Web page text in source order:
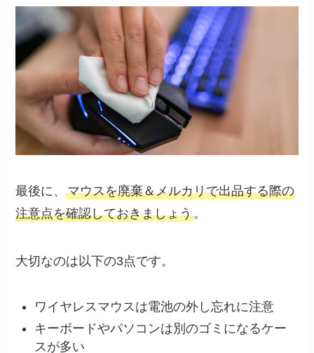
最後に、マウスを廃棄＆メルカリで出品する際の
注意点を確認しておきましょう。
大切なのは以下の3点です。
ワイヤレスマウスは電池の外し忘れに注意
キーボードやパソコンは別のゴミになるケー
スが多い